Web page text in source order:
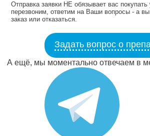
Отправка заявки НЕ обязывает вас
перезвоним, ответим на Ваши вопросы - а
заказ или отказаться.
Задать вопрос о
А ещё, мы моментально отвечаем в